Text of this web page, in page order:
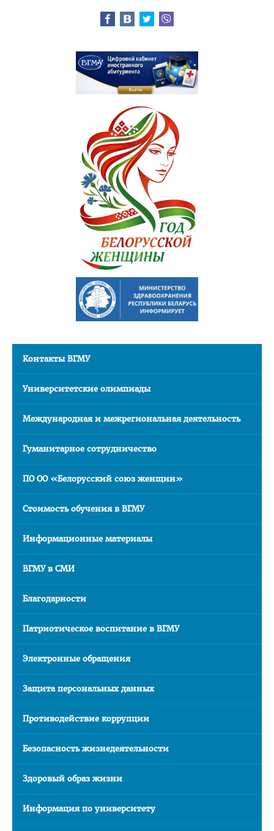
Контакты ВГМУ
Университетские олимпиады
Международная и межрегиональная деятельность
Гуманитарное сотрудничество
ПО ОО «Белорусский союз женщин»
Стоимость обучения в ВГМУ
Информационные материалы
ВГМУ в СМИ
Благодарности
Патриотическое воспитание в ВГМУ
Электронные обращения
Защита персональных данных
Противодействие коррупции
Безопасность жизнедеятельности
Здоровый образ жизни
Информация по университету